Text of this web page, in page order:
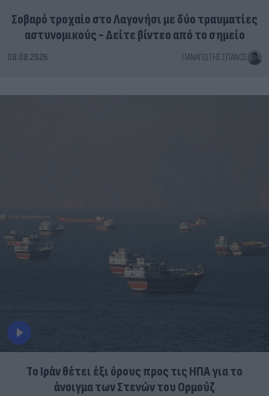
Σοβαρό τροχαίο στο Λαγονήσι με δύο τραυματίες
αστυνομικούς - Δείτε βίντεο από το σημείο
08.08.2026 ΠΑΝΑΓΙΏΤΗΣ ΣΠΑΝΌΣ
Το Ιράν θέτει έξι όρους προς τις ΗΠΑ για το
άνοιγμα των Στενών του Ορμούζ